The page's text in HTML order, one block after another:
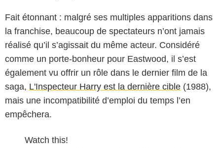
Fait étonnant : malgré ses multiples apparitions dans
la franchise, beaucoup de spectateurs n’ont jamais
réalisé qu’il s’agissait du même acteur. Considéré
comme un porte-bonheur pour Eastwood, il s’est
également vu offrir un rôle dans le dernier film de la
saga, L'Inspecteur Harry est la dernière cible (1988),
mais une incompatibilité d’emploi du temps l’en
empêchera.
Watch this!